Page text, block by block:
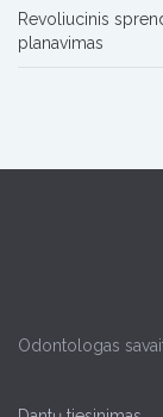
Revoliucinis
planavimas
Odontologas